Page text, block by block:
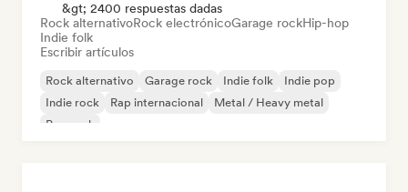
&gt; 2400 respuestas dadas
Rock alternativoRock electrónicoGarage rockHip-hop
Indie folk
Escribir artículos
Rock alternativo Garage rock Indie folk
Indie pop
Indie rock
Rap internacional
Metal / Heavy metal
Pop rock